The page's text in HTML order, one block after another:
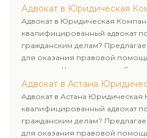
юридических лиц.
клиенту.
Адвокат в Юридическая
Адвокат в Юридическая
квалифицированный адвокат
гражданским делам?
для оказания правовой
клиентам. Комплексное
юридических лиц.
клиенту.
Адвокат в Астана
Адвокат в Астана
квалифицированный адвокат
гражданским делам?
для оказания правовой